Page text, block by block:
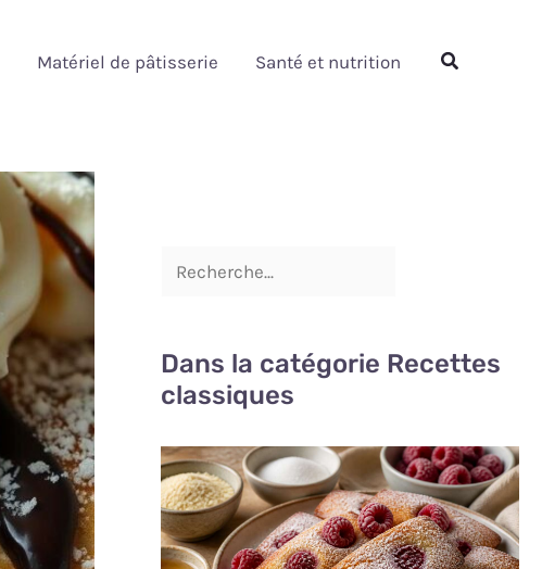
Matériel de pâtisserie Santé et nutrition Rechercher
Dans la catégorie Recettes
classiques